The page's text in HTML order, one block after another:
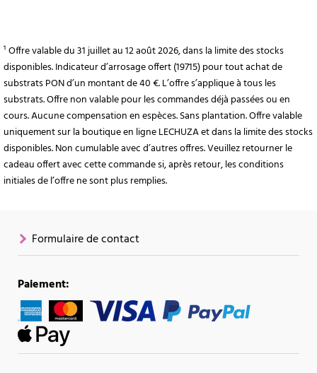
¹ Offre valable du 31 juillet au 12 août 2026, dans la limite des stocks
disponibles. Indicateur d’arrosage offert (19715) pour tout achat de
substrats PON d’un montant de 40 €. L’offre s’applique à tous les
substrats. Offre non valable pour les commandes déjà passées ou en
cours. Aucune compensation en espèces. Sans plantation. Offre valable
uniquement sur la boutique en ligne LECHUZA et dans la limite des stocks
disponibles. Non cumulable avec d’autres offres. Veuillez retourner le
cadeau offert avec cette commande si, après retour, les conditions
initiales de l’offre ne sont plus remplies.
Formulaire de contact
Paiement: